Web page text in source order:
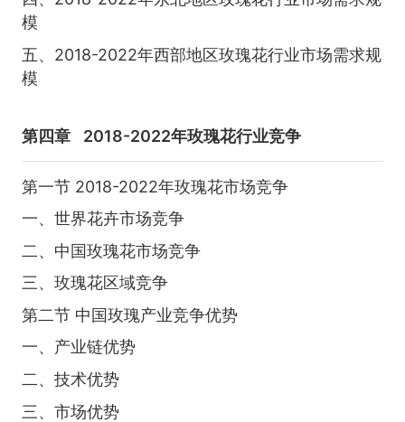
模
五、2018-2022年西部地区玫瑰花行业市场需求规
模
第四章 2018-2022年玫瑰花行业竞争
第一节 2018-2022年玫瑰花市场竞争
一、世界花卉市场竞争
二、中国玫瑰花市场竞争
三、玫瑰花区域竞争
第二节 中国玫瑰产业竞争优势
一、产业链优势
二、技术优势
三、市场优势